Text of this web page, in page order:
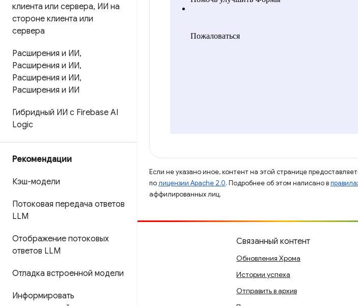
клиента или сервера, ИИ на
стороне клиента или
сервера
Расширения и ИИ,
Расширения и ИИ,
Расширения и ИИ,
Расширения и ИИ
Гибридный ИИ с Firebase AI
Logic
Рекомендации
Кэш-модели
Потоковая передача ответов
LLM
Отображение потоковых
ответов LLM
Отладка встроенной модели
Информировать
Если не указано иное, контент на этой странице
полицензии Apache 2.0. Подробнее об этом написано в
аффилированных лиц.
Способствовать
Посмотреть открытые вопросы
Связанный контент
Обновления Хрома
Истории успеха
Отправить в архив